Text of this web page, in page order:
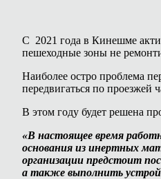
С 2021 года в Кинешме
пешеходные зоны не
Наиболее остро проблема
передвигаться по проезжей
В этом году будет решена
«В настоящее время
основания из инертных
организации предстоит
а также выполнить